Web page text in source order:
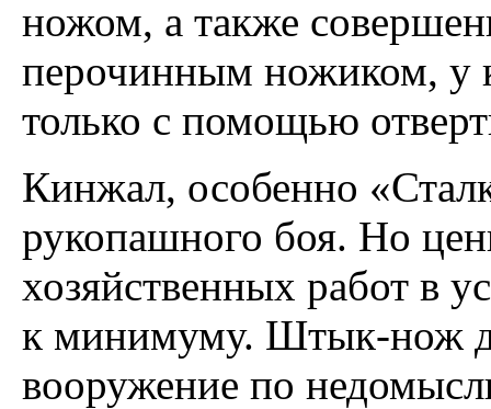
ножом, а также
перочинным ножиком, у
только с помощью
Кинжал, особенно
рукопашного боя. Но
хозяйственных работ в
к минимуму. Штык-нож
вооружение по